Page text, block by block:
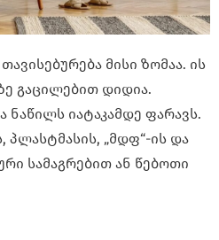
მისი ზომაა. ის
გაცილებით დიდია.
ნაწილს იატაკამდე ფარავს.
პლასტმასის, „მდფ“-ის და
სამაგრებით ან წებოთი